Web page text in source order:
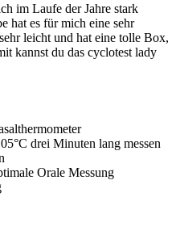
im Laufe der Jahre stark
hat es für mich eine sehr
leicht und hat eine tolle Box,
kannst du das cyclotest lady
drei Minuten lang messen
Orale Messung